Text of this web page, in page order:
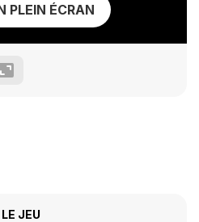
PLEIN ÉCRAN
JEU